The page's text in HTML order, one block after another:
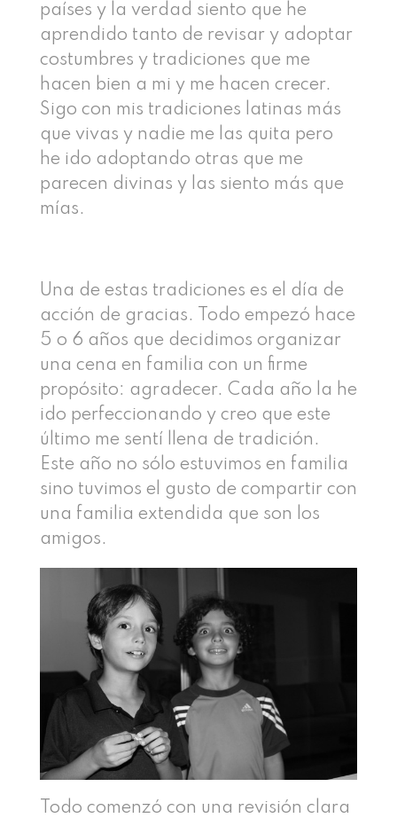
países y la verdad siento que he
aprendido tanto de revisar y adoptar
costumbres y tradiciones que me
hacen bien a mi y me hacen crecer.
Sigo con mis tradiciones latinas más
que vivas y nadie me las quita pero
he ido adoptando otras que me
parecen divinas y las siento más que
mías.
Una de estas tradiciones es el día de
acción de gracias. Todo empezó hace
5 o 6 años que decidimos organizar
una cena en familia con un firme
propósito: agradecer. Cada año la he
ido perfeccionando y creo que este
último me sentí llena de tradición.
Este año no sólo estuvimos en familia
sino tuvimos el gusto de compartir con
una familia extendida que son los
amigos.
Todo comenzó con una revisión clara